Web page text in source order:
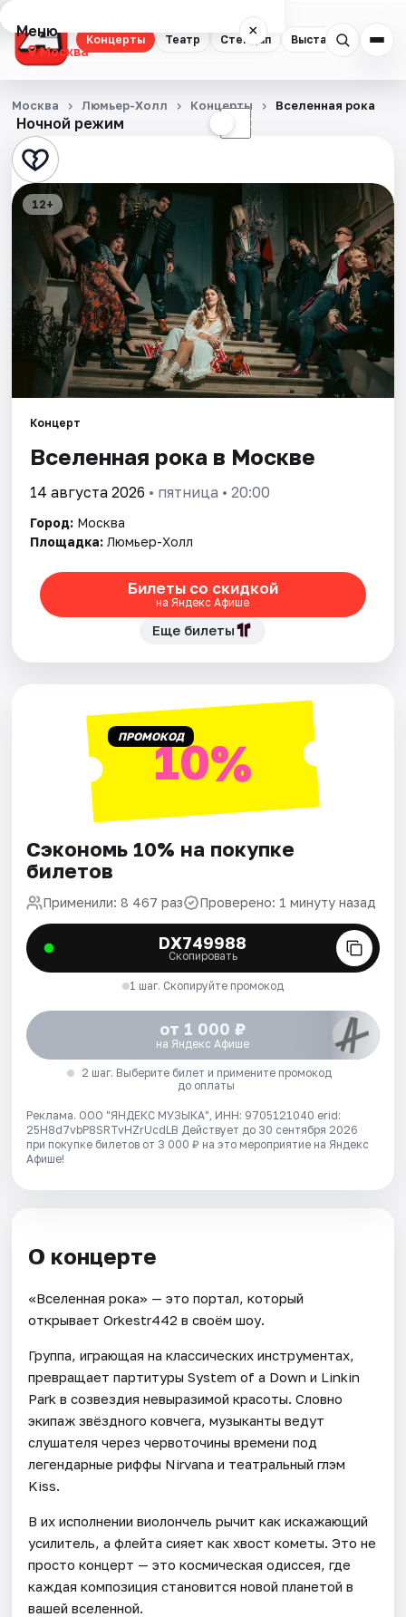
Концерты Театр Стендап Выставки
Меню ×
Москва
Концерты
Театр
Стендап
Выставки
Квесты
Экскурсии
Спорт
События
Города
Площадки
Артисты
Рейтинги
Ночной режим ☾
Москва Люмьер-Холл Концерты Вселенная рока
12+
Концерт
Вселенная рока в Москве
14 августа 2026 • пятница • 20:00
Город: Москва
Площадка: Люмьер-Холл
Билеты со скидкой
на Яндекс Афише
Еще билеты
ПРОМОКОД10%
Сэкономь 10% на покупке
билетов
Применили: 8 467 раз Проверено: 1 минуту назад
DX749988
Скопировать
1 шаг. Скопируйте промокод
от 1 000 ₽
на Яндекс Афише
2 шаг. Выберите билет и примените промокод
до оплаты
Реклама. ООО "ЯНДЕКС МУЗЫКА", ИНН: 9705121040 erid:
25H8d7vbP8SRTvHZrUcdLB Действует до 30 сентября 2026
при покупке билетов от 3 000 ₽ на это мероприятие на Яндекс
Афише!
О концерте
«Вселенная рока» — это портал, который
открывает Orkestr442 в своём шоу.
Группа, играющая на классических инструментах,
превращает партитуры System of a Down и Linkin
Park в созвездия невыразимой красоты. Словно
экипаж звёздного ковчега, музыканты ведут
слушателя через червоточины времени под
легендарные риффы Nirvana и театральный глэм
Kiss.
В их исполнении виолончель рычит как искажающий
усилитель, а флейта сияет как хвост кометы. Это не
просто концерт — это космическая одиссея, где
каждая композиция становится новой планетой в
вашей вселенной.